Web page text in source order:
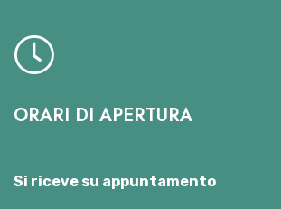
ORARI DI APERTURA
Si riceve su appuntamento